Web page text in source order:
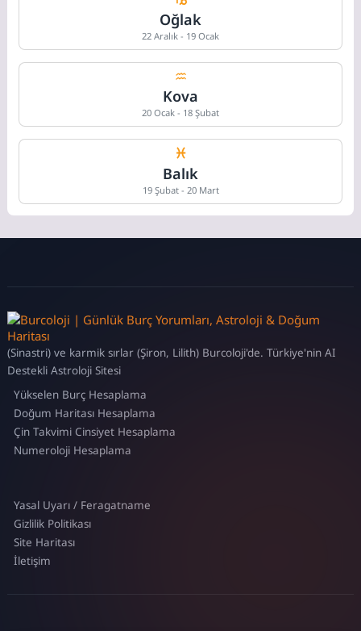
Oğlak
22 Aralık - 19 Ocak
Kova
20 Ocak - 18 Şubat
Balık
19 Şubat - 20 Mart
(Sinastri) ve karmik sırlar (Şiron, Lilith) Burcoloji'de. Türkiye'nin AI
Destekli Astroloji Sitesi
Yükselen Burç Hesaplama
Doğum Haritası Hesaplama
Çin Takvimi Cinsiyet Hesaplama
Numeroloji Hesaplama
Yasal Uyarı / Feragatname
Gizlilik Politikası
Site Haritası
İletişim